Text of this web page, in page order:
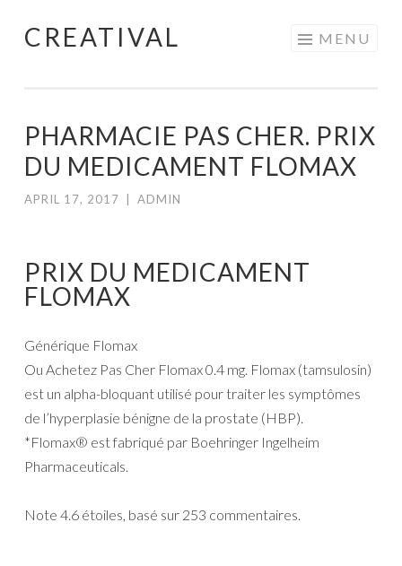
Skip
CREATIVAL MENU
PHARMACIE PAS CHER. PRIX
DU MEDICAMENT FLOMAX
APRIL 17, 2017 ADMIN
PRIX DU MEDICAMENT
FLOMAX
Générique Flomax
Ou Achetez Pas Cher Flomax 0.4 mg. Flomax (tamsulosin)
est un alpha-bloquant utilisé pour traiter les symptômes
de l’hyperplasie bénigne de la prostate (HBP).
*Flomax® est fabriqué par Boehringer Ingelheim
Pharmaceuticals.
Note 4.6 étoiles, basé sur 253 commentaires.